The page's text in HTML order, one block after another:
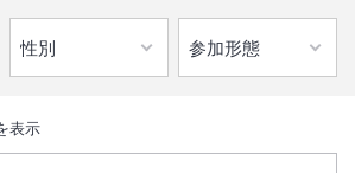
表示